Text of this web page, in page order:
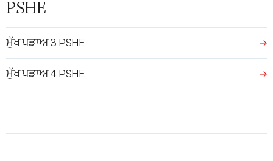
PSHE
ਮੁੱਖ ਪੜਾਅ 3 PSHE
ਮੁੱਖ ਪੜਾਅ 4 PSHE